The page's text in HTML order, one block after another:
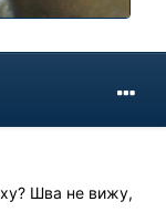
Шва не вижу,